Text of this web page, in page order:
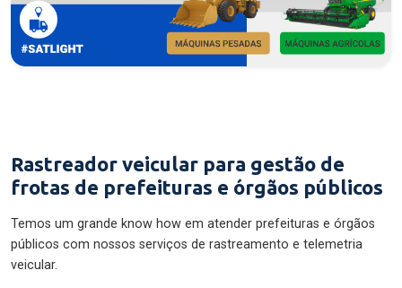
Rastreador veicular para gestão de
frotas de prefeituras e órgãos públicos
Temos um grande know how em atender prefeituras e órgãos
públicos com nossos serviços de rastreamento e telemetria
veicular.